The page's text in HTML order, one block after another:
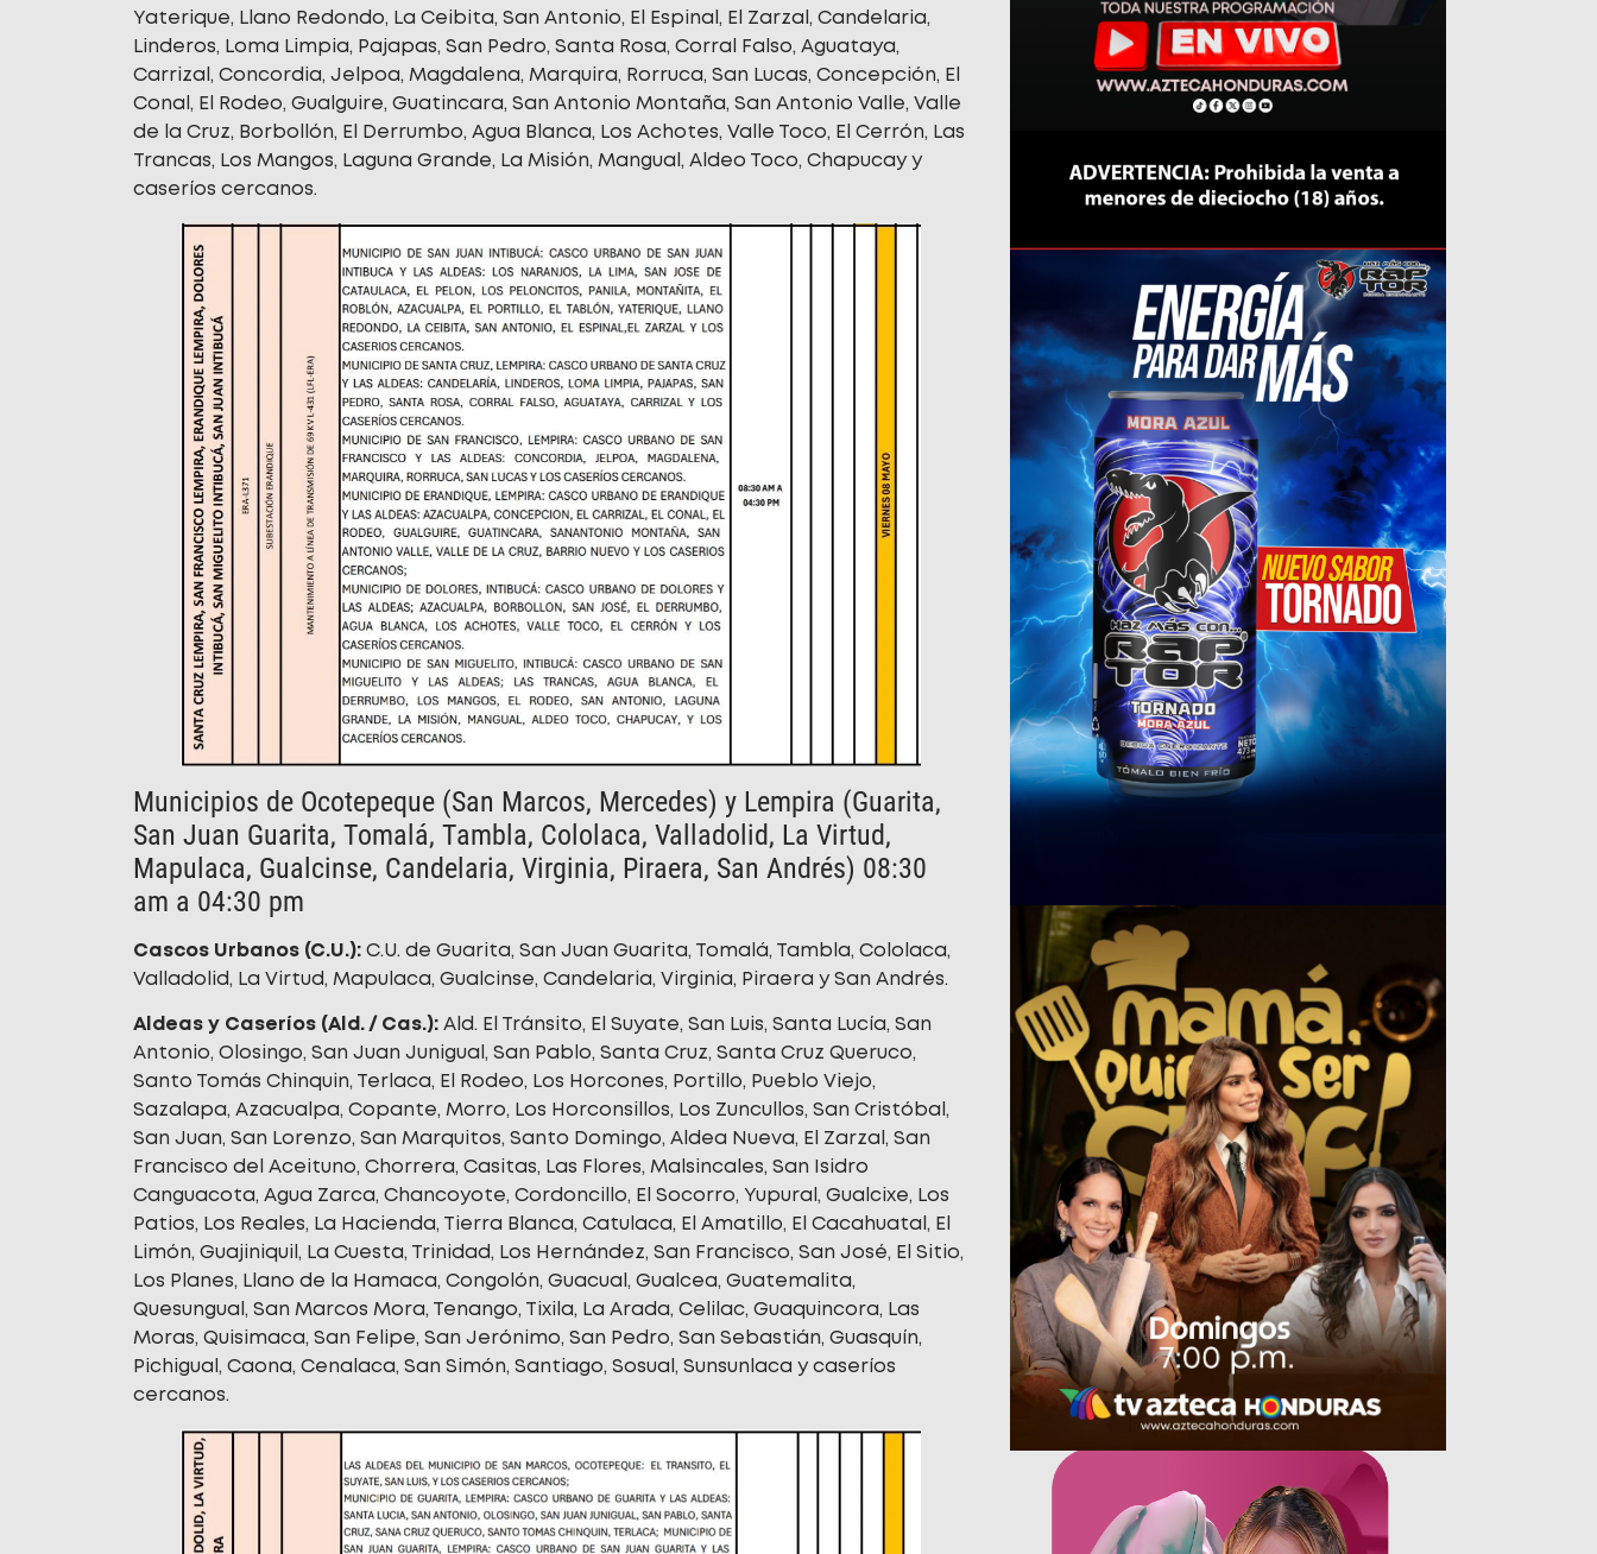
Yaterique, Llano Redondo, La Ceibita, San Antonio, El Espinal, El Zarzal, Candelaria,
Linderos, Loma Limpia, Pajapas, San Pedro, Santa Rosa, Corral Falso, Aguataya,
Carrizal, Concordia, Jelpoa, Magdalena, Marquira, Rorruca, San Lucas, Concepción, El
Conal, El Rodeo, Gualguire, Guatincara, San Antonio Montaña, San Antonio Valle, Valle
de la Cruz, Borbollón, El Derrumbo, Agua Blanca, Los Achotes, Valle Toco, El Cerrón, Las
Trancas, Los Mangos, Laguna Grande, La Misión, Mangual, Aldeo Toco, Chapucay y
caseríos cercanos.
Municipios de Ocotepeque (San Marcos, Mercedes) y Lempira (Guarita,
San Juan Guarita, Tomalá, Tambla, Cololaca, Valladolid, La Virtud,
Mapulaca, Gualcinse, Candelaria, Virginia, Piraera, San Andrés) 08:30
am a 04:30 pm
Cascos Urbanos (C.U.): C.U. de Guarita, San Juan Guarita, Tomalá, Tambla, Cololaca,
Valladolid, La Virtud, Mapulaca, Gualcinse, Candelaria, Virginia, Piraera y San Andrés.
Aldeas y Caseríos (Ald. / Cas.): Ald. El Tránsito, El Suyate, San Luis, Santa Lucía, San
Antonio, Olosingo, San Juan Junigual, San Pablo, Santa Cruz, Santa Cruz Queruco,
Santo Tomás Chinquin, Terlaca, El Rodeo, Los Horcones, Portillo, Pueblo Viejo,
Sazalapa, Azacualpa, Copante, Morro, Los Horconsillos, Los Zuncullos, San Cristóbal,
San Juan, San Lorenzo, San Marquitos, Santo Domingo, Aldea Nueva, El Zarzal, San
Francisco del Aceituno, Chorrera, Casitas, Las Flores, Malsincales, San Isidro
Canguacota, Agua Zarca, Chancoyote, Cordoncillo, El Socorro, Yupural, Gualcixe, Los
Patios, Los Reales, La Hacienda, Tierra Blanca, Catulaca, El Amatillo, El Cacahuatal, El
Limón, Guajiniquil, La Cuesta, Trinidad, Los Hernández, San Francisco, San José, El Sitio,
Los Planes, Llano de la Hamaca, Congolón, Guacual, Gualcea, Guatemalita,
Quesungual, San Marcos Mora, Tenango, Tixila, La Arada, Celilac, Guaquincora, Las
Moras, Quisimaca, San Felipe, San Jerónimo, San Pedro, San Sebastián, Guasquín,
Pichigual, Caona, Cenalaca, San Simón, Santiago, Sosual, Sunsunlaca y caseríos
cercanos.